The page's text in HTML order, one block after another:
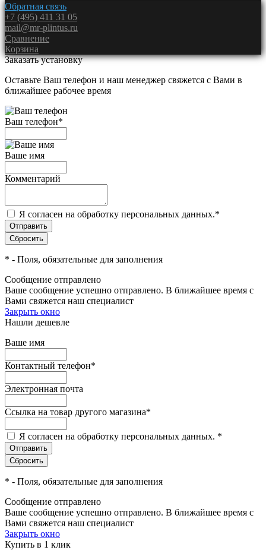
Обратная связь
+7 (495) 411 31 05
mail@mr-plintus.ru
Сравнение
Корзина
Заказать установку
Оставьте Ваш телефон и наш менеджер свяжется с Вами в
ближайшее рабочее время
Ваш телефон*
Ваше имя
Комментарий
Я согласен на обработку персональных данных.*
* - Поля, обязательные для заполнения
Сообщение отправлено
Ваше сообщение успешно отправлено. В ближайшее время с
Вами свяжется наш специалист
Закрыть окно
Нашли дешевле
Ваше имя
Контактный телефон*
Электронная почта
Ссылка на товар другого магазина*
Я согласен на обработку персональных данных. *
* - Поля, обязательные для заполнения
Сообщение отправлено
Ваше сообщение успешно отправлено. В ближайшее время с
Вами свяжется наш специалист
Закрыть окно
Купить в 1 клик